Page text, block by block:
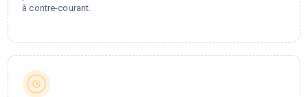
à contre-courant.